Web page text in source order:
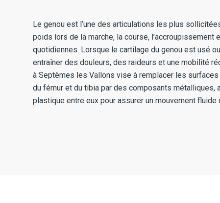
Le genou est l’une des articulations les plus
poids lors de la marche, la course, l’accroupissement
quotidiennes. Lorsque le cartilage du genou est usé
entraîner des douleurs, des raideurs et une mobilité
à Septèmes les Vallons vise à remplacer les
du fémur et du tibia par des composants métalliques,
plastique entre eux pour assurer un mouvement fluide